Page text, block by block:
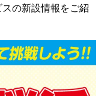
の新設情報をご紹